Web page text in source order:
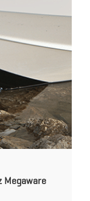
Megaware